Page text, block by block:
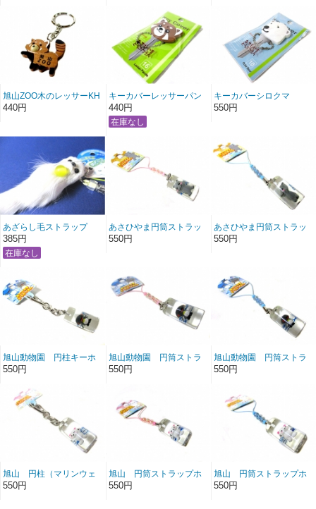
旭山ZOO木のレッサーKH
茶
440円
キーカバーレッサーパン
ダ
440円
キーカバーシロクマ
550円
あざらし毛ストラップ
旭山動物園あざらしくん
黄
385円
あさひやま円筒ストラッ
プカバ ピンク
550円
あさひやま円筒ストラッ
プカバ ブルー
550円
旭山動物園 円柱キーホ
ルダー ペンギン
550円
旭山動物園 円筒ストラ
ップ ペンギン ピンク
550円
旭山動物園 円筒ストラ
ップ ぺんぎん ブルー
550円
旭山 円柱（マリンウェ
イ）キーホルダー ほっ
550円
旭山 円筒ストラップホ
ッキョクグマ ピンク
550円
旭山 円筒ストラップホ
ッキョクグマ ブルー
550円